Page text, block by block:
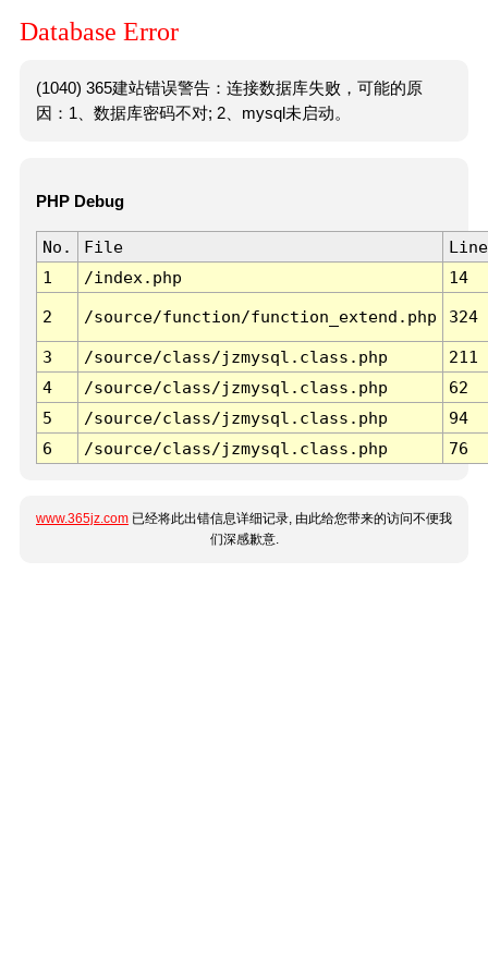
Database Error
(1040) 365建站错误警告：连接数据库失败，可能的原
因：1、数据库密码不对; 2、mysql未启动。
PHP Debug
No. File
Line
1
/index.php 14
2 /source/function/function_extend.php 324
3 /source/class/jzmysql.class.php
211
4
/source/class/jzmysql.class.php
62
5
/source/class/jzmysql.class.php
94
6
/source/class/jzmysql.class.php 76
www.365jz.com 已经将此出错信息详细记录, 由此给您带来的访问不便我
们深感歉意.